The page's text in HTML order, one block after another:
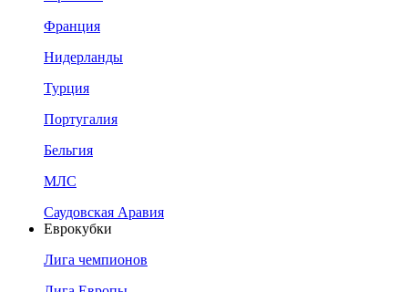
Франция
Нидерланды
Турция
Португалия
Бельгия
МЛС
Саудовская Аравия
Еврокубки
Лига чемпионов